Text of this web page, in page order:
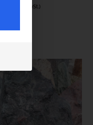
(inkl. MwSt.)